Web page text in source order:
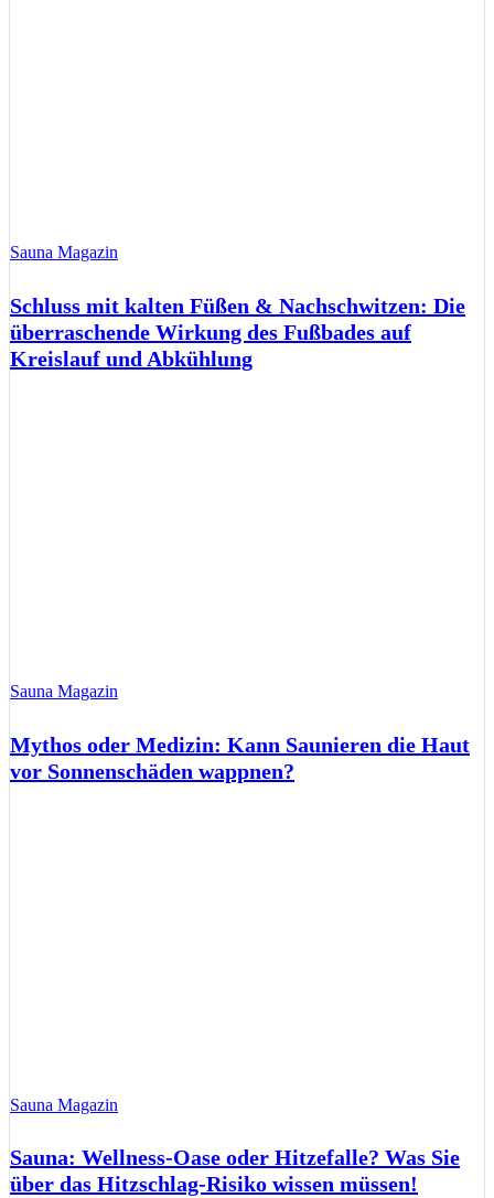
Sauna Magazin
Schluss mit kalten Füßen & Nachschwitzen: Die
überraschende Wirkung des Fußbades auf
Kreislauf und Abkühlung
Sauna Magazin
Mythos oder Medizin: Kann Saunieren die Haut
vor Sonnenschäden wappnen?
Sauna Magazin
Sauna: Wellness-Oase oder Hitzefalle? Was Sie
über das Hitzschlag-Risiko wissen müssen!